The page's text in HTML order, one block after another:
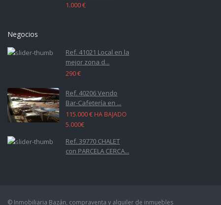
1.000 €
Negocios
Ref. 41021 Local en la
mejor zona d...
290 €
Ref. 40206 Vendo
Bar-Cafetería en ...
115.000 € HA BAJADO
5.000€
Ref. 39770 CHALET
con PARCELA CERCA...
© Inmobiliaria Bazán, compraventa y alquiler de inmuebles